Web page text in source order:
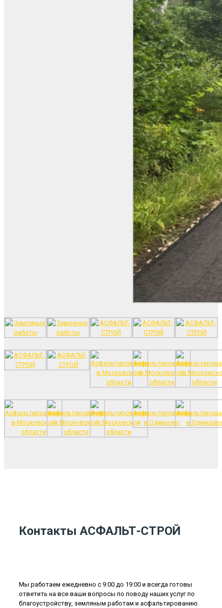
Контакты АСФАЛЬТ-СТРОЙ
Мы работаем ежедневно с 9:00 до 19:00 и всегда готовы
ответить на все ваши вопросы по поводу наших услуг по
благоустройству, земляным работам и асфальтированию.